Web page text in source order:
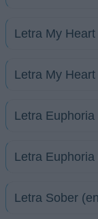
Letra My
Letra My
Letra Euphoria
Letra
Letra Sober